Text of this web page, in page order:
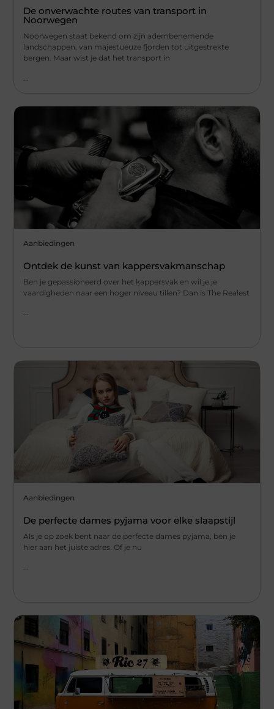
De onverwachte routes van transport in
Noorwegen
Noorwegen staat bekend om zijn adembenemende
landschappen, van majestueuze fjorden tot uitgestrekte
bergen. Maar wist je dat het transport in
Aanbiedingen
Ontdek de kunst van kappersvakmanschap
Ben je gepassioneerd over het kappersvak en wil je je
vaardigheden naar een hoger niveau tillen? Dan is The Realest
...
Aanbiedingen
De perfecte dames pyjama voor elke slaapstijl
Als je op zoek bent naar de perfecte dames pyjama, ben je
hier aan het juiste adres. Of je nu
...